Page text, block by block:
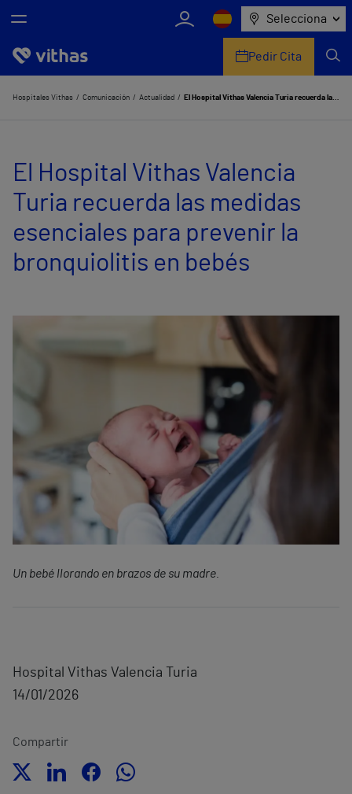
Selecciona
Nosotros
Servicios de salud
Equipo médico y asistencial
Pedir Cita
Hospitales Vithas Comunicación Actualidad El Hospital Vithas Valencia Turia recuerda las medidas esenciales para prevenir la bronquiolitis en bebés
El Hospital Vithas Valencia
Turia recuerda las medidas
esenciales para prevenir la
bronquiolitis en bebés
Un bebé llorando en brazos de su madre.
Hospital Vithas Valencia Turia
14/01/2026
Compartir